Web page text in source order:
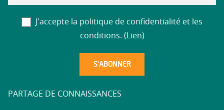
J'accepte la politique de confidentialité et les
conditions. (Lien)
PARTAGE DE CONNAISSANCES